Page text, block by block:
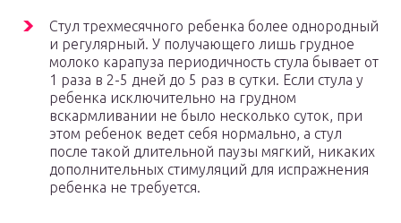
Стул трехмесячного ребенка более однородный
и регулярный. У получающего лишь грудное
молоко карапуза периодичность стула бывает от
1 раза в 2-5 дней до 5 раз в сутки. Если стула у
ребенка исключительно на грудном
вскармливании не было несколько суток, при
этом ребенок ведет себя нормально, а стул
после такой длительной паузы мягкий, никаких
дополнительных стимуляций для испражнения
ребенка не требуется.